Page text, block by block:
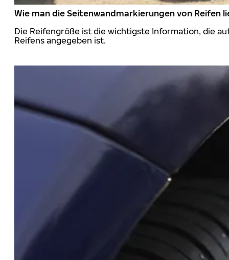
Wie man die Seitenwandmarkierungen von Reifen
Die Reifengröße ist die wichtigste Information, die
Reifens angegeben ist.